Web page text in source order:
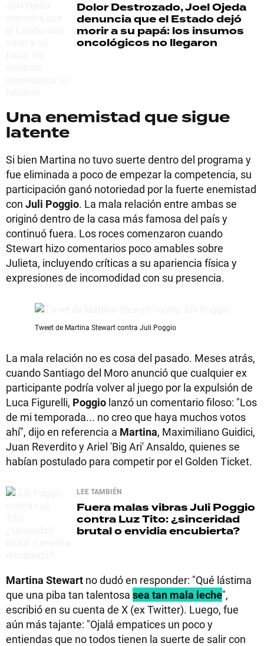
Dolor Destrozado, Joel Ojeda
denuncia que el Estado dejó
morir a su papá: los insumos
oncológicos no llegaron
Una enemistad que sigue
latente
Si bien Martina no tuvo suerte dentro del programa y
fue eliminada a poco de empezar la competencia, su
participación ganó notoriedad por la fuerte enemistad
con Juli Poggio. La mala relación entre ambas se
originó dentro de la casa más famosa del país y
continuó fuera. Los roces comenzaron cuando
Stewart hizo comentarios poco amables sobre
Julieta, incluyendo críticas a su apariencia física y
expresiones de incomodidad con su presencia.
Tweet de Martina Stewart contra Juli Poggio
La mala relación no es cosa del pasado. Meses atrás,
cuando Santiago del Moro anunció que cualquier ex
participante podría volver al juego por la expulsión de
Luca Figurelli, Poggio lanzó un comentario filoso: "Los
de mi temporada... no creo que haya muchos votos
ahí", dijo en referencia a Martina, Maximiliano Guidici,
Juan Reverdito y Ariel 'Big Ari' Ansaldo, quienes se
habían postulado para competir por el Golden Ticket.
LEE TAMBIÉN
Fuera malas vibrasJuli Poggio
contra Luz Tito: ¿sinceridad
brutal o envidia encubierta?
Martina Stewart no dudó en responder: "Qué lástima
que una piba tan talentosa sea tan mala leche",
escribió en su cuenta de X (ex Twitter). Luego, fue
aún más tajante: "Ojalá empatices un poco y
entiendas que no todos tienen la suerte de salir con